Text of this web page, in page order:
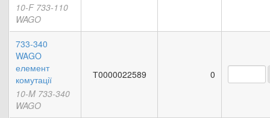
10-F 733-110
WAGO
733-340
WAGO
елемент
комутації
10-M 733-340
WAGO
Т0000022589 0